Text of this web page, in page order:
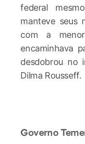
federal
manteve seus
com a
encaminhava
desdobrou no
Dilma Rousseff.
Governo